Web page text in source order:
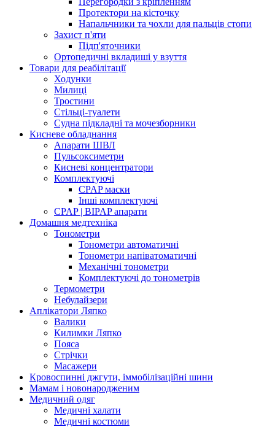
Протектори на кісточку
Напальчники та чохли для пальців стопи
Захист п'яти
Підп'яточники
Ортопедичні вкладиші у взуття
Товари для реабілітації
Ходунки
Милиці
Тростини
Стільці-туалети
Судна підкладні та мочезборники
Кисневе обладнання
Апарати ШВЛ
Пульсоксиметри
Кисневі концентратори
Комплектуючі
CPAP маски
Інші комплектуючі
CPAP | BIPAP апарати
Домашня медтехніка
Тонометри
Тонометри автоматичні
Тонометри напіватоматичні
Механічні тонометри
Комплектуючі до тонометрів
Термометри
Небулайзери
Аплікатори Ляпко
Валики
Килимки Ляпко
Пояса
Стрічки
Масажери
Кровоспинні джгути, іммобілізаційні шини
Мамам і новонародженим
Медичний одяг
Медичні халати
Медичні костюми